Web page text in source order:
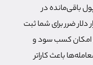
باقی‌مانده در
15 هزار دلار می‌شود و 5 هزار دلار ضرر برای شما ثبت
امکان کسب سود و
باعث کاراتر